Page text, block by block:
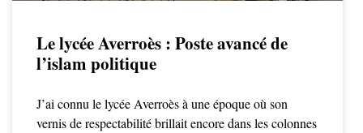
Le lycée Averroès : Poste avancé de
l’islam politique
J’ai connu le lycée Averroès à une époque où son
vernis de respectabilité brillait encore dans les colonnes